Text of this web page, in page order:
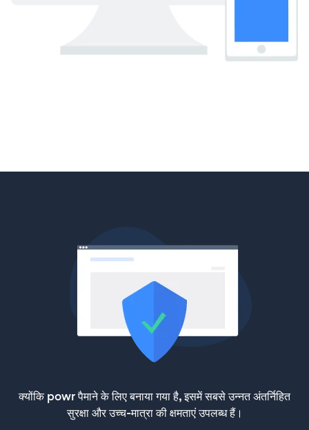
क्योंकि powr पैमाने के लिए बनाया गया है, इसमें सबसे उन्नत अंतर्निहित
सुरक्षा और उच्च-मात्रा की क्षमताएं उपलब्ध हैं।